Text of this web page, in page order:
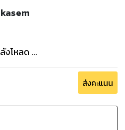
งโหลด ...
ส่งคะแนน